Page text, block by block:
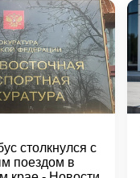
столкнулся с
поездом в